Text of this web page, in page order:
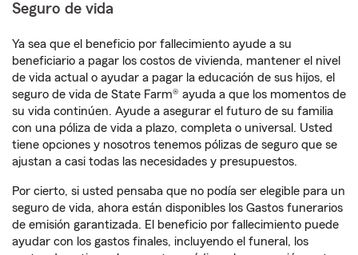
Seguro de vida
Ya sea que el beneficio por fallecimiento ayude a su
beneficiario a pagar los costos de vivienda, mantener el nivel
de vida actual o ayudar a pagar la educación de sus hijos, el
seguro de vida de State Farm® ayuda a que los momentos de
su vida continúen. Ayude a asegurar el futuro de su familia
con una póliza de vida a plazo, completa o universal. Usted
tiene opciones y nosotros tenemos pólizas de seguro que se
ajustan a casi todas las necesidades y presupuestos.
Por cierto, si usted pensaba que no podía ser elegible para un
seguro de vida, ahora están disponibles los Gastos funerarios
de emisión garantizada. El beneficio por fallecimiento puede
ayudar con los gastos finales, incluyendo el funeral, los